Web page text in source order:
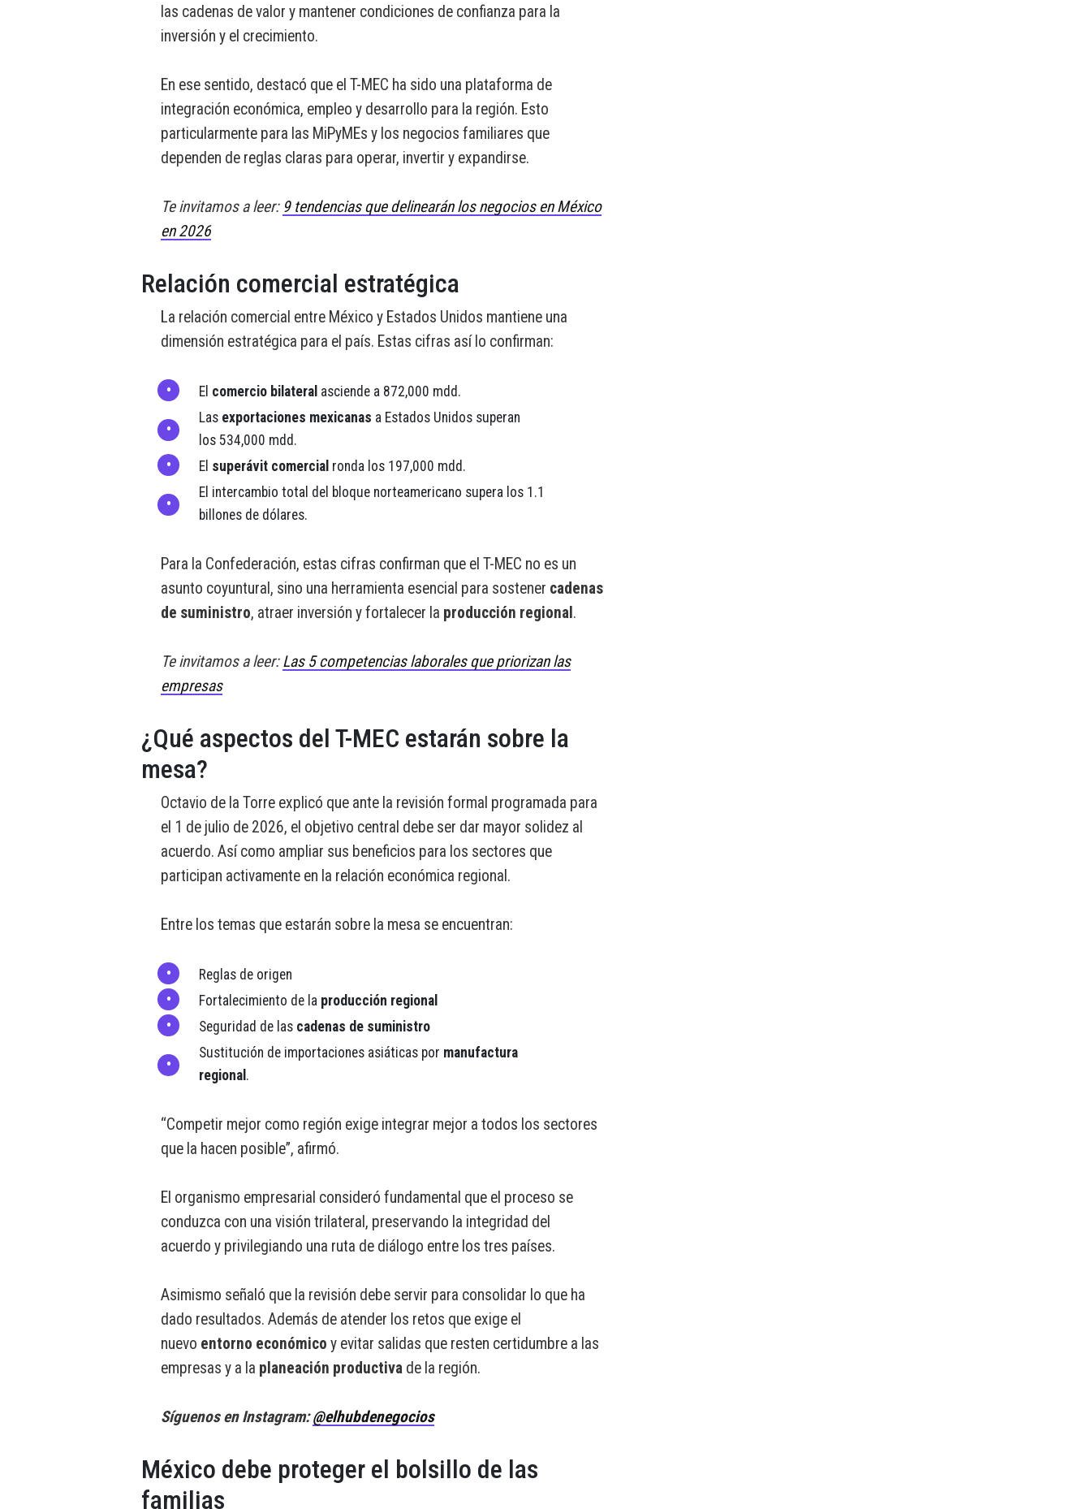
las cadenas de valor y mantener condiciones de confianza para la
inversión y el crecimiento.
En ese sentido, destacó que el T-MEC ha sido una plataforma de
integración económica, empleo y desarrollo para la región. Esto
particularmente para las MiPyMEs y los negocios familiares que
dependen de reglas claras para operar, invertir y expandirse.
Te invitamos a leer: 9 tendencias que delinearán los negocios en México
en 2026
Relación comercial estratégica
La relación comercial entre México y Estados Unidos mantiene una
dimensión estratégica para el país. Estas cifras así lo confirman:
El comercio bilateral asciende a 872,000 mdd.
Las exportaciones mexicanas a Estados Unidos superan
los 534,000 mdd.
El superávit comercial ronda los 197,000 mdd.
El intercambio total del bloque norteamericano supera los 1.1
billones de dólares.
Para la Confederación, estas cifras confirman que el T-MEC no es un
asunto coyuntural, sino una herramienta esencial para sostener cadenas
de suministro, atraer inversión y fortalecer la producción regional .
Te invitamos a leer: Las 5 competencias laborales que priorizan las
empresas
¿Qué aspectos del T-MEC estarán sobre la
mesa?
Octavio de la Torre explicó que ante la revisión formal programada para
el 1 de julio de 2026, el objetivo central debe ser dar mayor solidez al
acuerdo. Así como ampliar sus beneficios para los sectores que
participan activamente en la relación económica regional.
Entre los temas que estarán sobre la mesa se encuentran:
Reglas de origen
Fortalecimiento de la producción regional
Seguridad de las cadenas de suministro
Sustitución de importaciones asiáticas por manufactura
regional .
“Competir mejor como región exige integrar mejor a todos los sectores
que la hacen posible”, afirmó.
El organismo empresarial consideró fundamental que el proceso se
conduzca con una visión trilateral, preservando la integridad del
acuerdo y privilegiando una ruta de diálogo entre los tres países.
Asimismo señaló que la revisión debe servir para consolidar lo que ha
dado resultados. Además de atender los retos que exige el
nuevo entorno económico y evitar salidas que resten certidumbre a las
empresas y a la planeación productivade la región.
Síguenos en Instagram:@elhubdenegocios
México debe proteger el bolsillo de las
familias